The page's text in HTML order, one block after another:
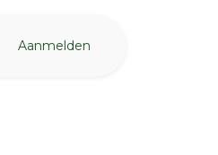
Aanmelden